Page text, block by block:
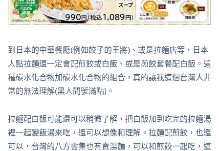
到日本的中華餐廳(例如餃子的王將)、或是拉麵店等，日本
人點拉麵還一定會配煎餃或白飯、或是煎餃套餐配白飯。這
種碳水化合物加碳水化合物的組合，真的讓我這個台灣人非
常的無法理解(黑人問號滿點)。
拉麵配白飯可能還可以稍微了解，把白飯加到吃完的拉麵湯
裡一起變飯湯來吃，還可以想像和理解。拉麵配煎餃，也還
可以，台灣的八方雲集也有賣湯麵，可以和煎餃一起吃，這